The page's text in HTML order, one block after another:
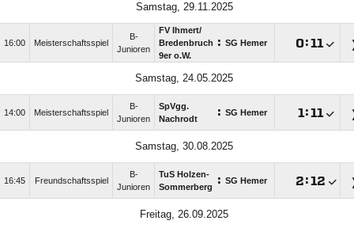
Samstag, 29.11.2025
16:00 Meisterschaftsspiel
B-
Junioren
FV Ihmert/​
Bredenbruch
9er o.W.
: SG Hemer :
Samstag, 24.05.2025
14:00 Meisterschaftsspiel
B-
Junioren
SpVgg.
Nachrodt
: SG Hemer :
Samstag, 30.08.2025
16:45 Freundschaftsspiel
B-
Junioren
TuS Holzen-
Sommerberg
: SG Hemer :
Freitag, 26.09.2025